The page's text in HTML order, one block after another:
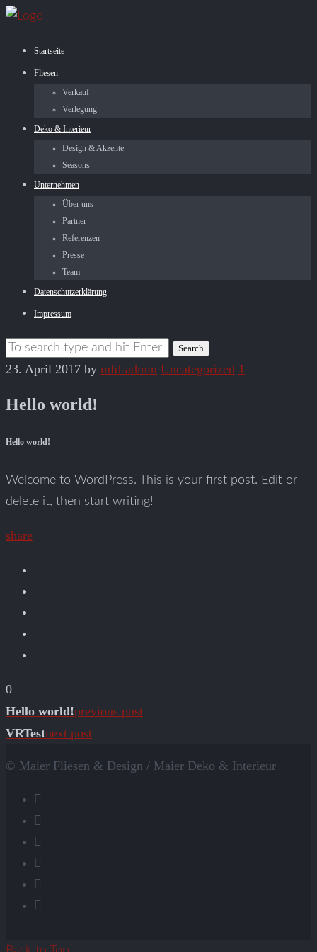
Startseite
Fliesen
Verkauf
Verlegung
Deko & Interieur
Design & Akzente
Seasons
Unternehmen
Über uns
Partner
Referenzen
Presse
Team
Datenschutzerklärung
Impressum
23. April 2017 by mfd-admin Uncategorized 1
Hello world!
Hello world!
Welcome to WordPress. This is your first post. Edit or
delete it, then start writing!
share
0
Hello world!previous post
VRTestnext post
© Maier Fliesen & Design / Maier Deko & Interieur